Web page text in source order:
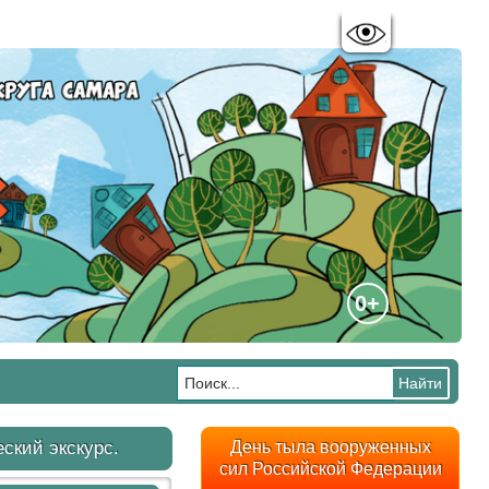
0+
экскурс.
День тыла вооруженных
сил Российской Федерации